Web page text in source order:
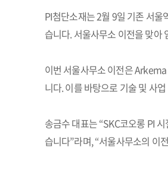
PI첨단소재는 2월 9일 기존 서
습니다. 서울사무소 이전을 맞아
이번 서울사무소 이전은
니다. 이를 바탕으로 기술 및 사
송금수 대표는 “SKC코오롱 PI
습니다”라며, “서울사무소의 이